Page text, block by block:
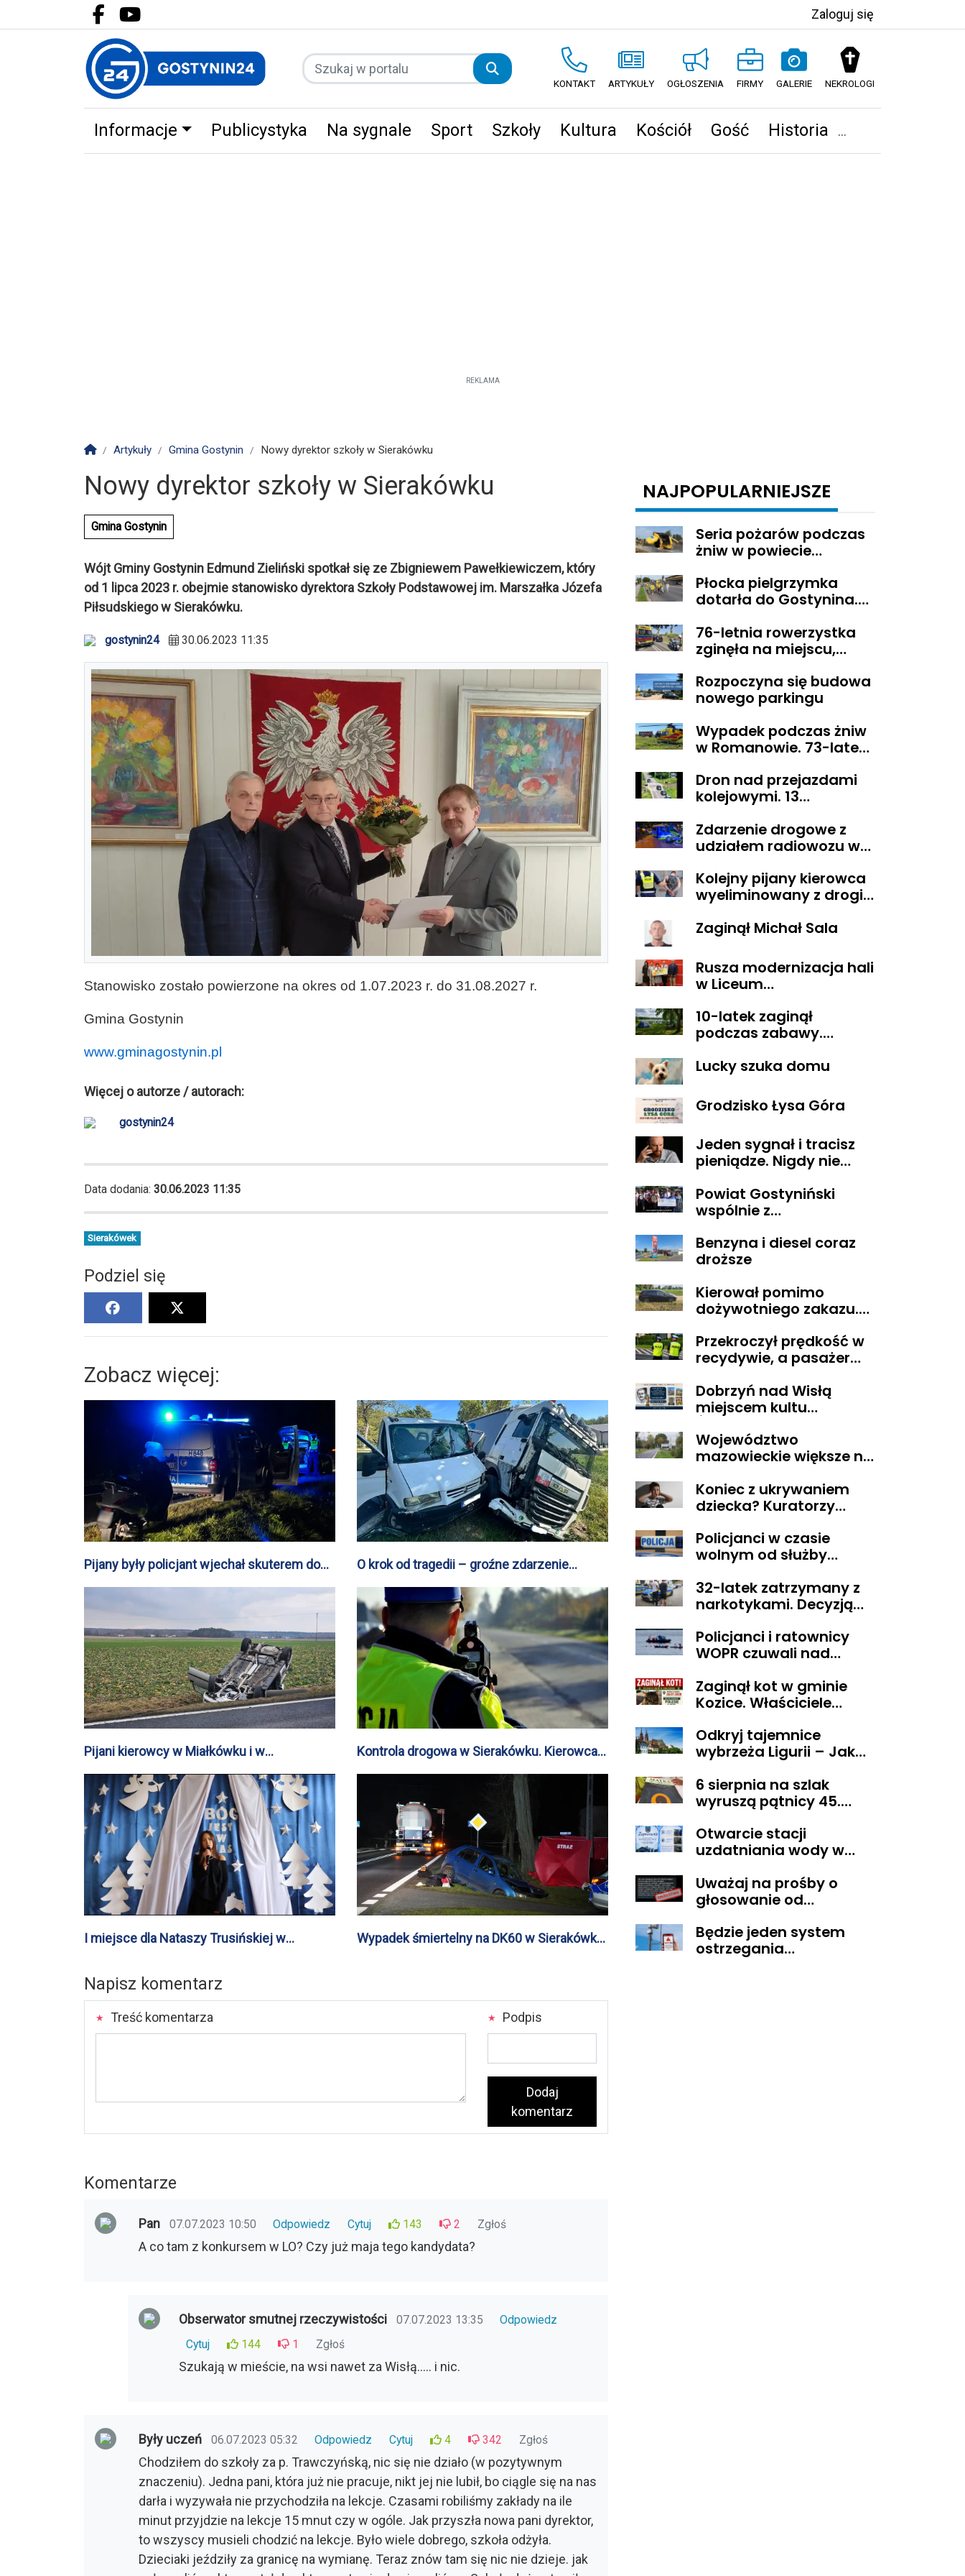
Facebook.com
Youtube.com Zaloguj się
KONTAKT ARTYKUŁY OGŁOSZENIA FIRMY GALERIE NEKROLOGI
Informacje Publicystyka Na sygnale Sport Szkoły Kultura Kościół Gość Historia
REKLAMA
Strona główna
Artykuły Gmina Gostynin Nowy dyrektor szkoły w Sierakówku
Nowy dyrektor szkoły w Sierakówku
Gmina Gostynin
Wójt Gminy Gostynin Edmund Zieliński spotkał się ze Zbigniewem Pawełkiewiczem, który
od 1 lipca 2023 r. obejmie stanowisko dyrektora Szkoły Podstawowej im. Marszałka Józefa
Piłsudskiego w Sierakówku.
gostynin24 30.06.2023 11:35
Stanowisko zostało powierzone na okres od 1.07.2023 r. do 31.08.2027 r.
Gmina Gostynin
www.gminagostynin.pl
Więcej o autorze / autorach:
gostynin24
Data dodania: 30.06.2023 11:35
Sierakówek
Podziel się
Zobacz więcej:
Pijany były policjant wjechał skuterem do
rowu w Sierakówku
O krok od tragedii – groźne zdarzenie
drogowe w Sierakówku
Pijani kierowcy w Miałkówku i w
Sierakówku. Jeden wpadł do rowu, drugi
dachował
Kontrola drogowa w Sierakówku. Kierowca i
jego pasażerka byli poszukiwani
I miejsce dla Nataszy Trusińskiej w
Wypadek śmiertelny na DK60 w Sierakówku
Napisz komentarz
Treść komentarza Podpis
Dodaj
komentarz
Komentarze
Pan 07.07.2023 10:50 Odpowiedz Cytuj 143 2 Zgłoś
A co tam z konkursem w LO? Czy już maja tego kandydata?
Obserwator smutnej rzeczywistości 07.07.2023 13:35
Odpowiedz
Cytuj
144 1 Zgłoś
Szukają w mieście, na wsi nawet za Wisłą..... i nic.
Były uczeń 06.07.2023 05:32 Odpowiedz Cytuj 4 342 Zgłoś
Chodziłem do szkoły za p. Trawczyńską, nic się nie działo (w pozytywnym
znaczeniu). Jedna pani, która już nie pracuje, nikt jej nie lubił, bo ciągle się na nas
darła i wyzywała nie przychodziła na lekcje. Czasami robiliśmy zakłady na ile
minut przyjdzie na lekcje 15 mnut czy w ogóle. Jak przyszła nowa pani dyrektor,
to wszyscy musieli chodzić na lekcje. Było wiele dobrego, szkoła odżyła.
Dzieciaki jeździły za granicę na wymianę. Teraz znów tam się nic nie dzieje. jak
NAJPOPULARNIEJSZE
Seria pożarów podczas
żniw w powiecie
Płocka pielgrzymka
dotarła do Gostynina.
Jasną Górę
76-letnia rowerzystka
zginęła na miejscu,
Brudzenia Dużego
zablokowana
Rozpoczyna się budowa
nowego parkingu
Wypadek podczas żniw
w Romanowie. 73-latek
Dron nad przejazdami
kolejowymi. 13
podczas działań
„Bezpieczny przejazd
Zdarzenie drogowe z
udziałem radiowozu w
Kolejny pijany kierowca
wyeliminowany z drogi.
alkoholu
Zaginął Michał Sala
Rusza modernizacja hali
w Liceum
T. Kościuszki w
Gostyninie
10-latek zaginął
podczas zabawy.
szczęśliwie
Lucky szuka domu
Grodzisko Łysa Góra
Jeden sygnał i tracisz
pieniądze. Nigdy nie
numery
Powiat Gostyniński
wspólnie z
POZARZĄDOWYMI
walczą o środki z
Obywatelskiego
Mazowsza dla
terenu!
Benzyna i diesel coraz
droższe
Kierował pomimo
dożywotniego zakazu.
Przekroczył prędkość w
recydywie, a pasażer
poszukiwaną
Dobrzyń nad Wisłą
miejscem kultu
Neapolu
Województwo
mazowieckie większe niż
zarządzaniu. Eksperci
proponują podział
Koniec z ukrywaniem
dziecka? Kuratorzy
jakich nie mieli
Policjanci w czasie
wolnym od służby
poszukiwanego
32-latek zatrzymany z
narkotykami. Decyzją
Policjanci i ratownicy
WOPR czuwali nad
uczestnika wyjątkowej
wyprawy
Zaginął kot w gminie
Kozice. Właściciele
pomoc
Odkryj tajemnice
wybrzeża Ligurii – Jak
chwile w krainie pesto i
słońca
6 sierpnia na szlak
wyruszą pątnicy 45.
Diecezji Płockiej na
Jasną Górę
Otwarcie stacji
uzdatniania wody w
Uważaj na prośby o
głosowanie od
Będzie jeden system
ostrzegania